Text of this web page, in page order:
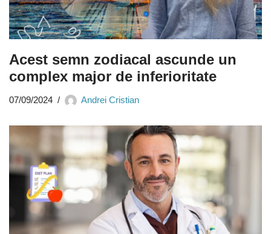
Acest semn zodiacal ascunde un
complex major de inferioritate
07/09/2024 Andrei Cristian